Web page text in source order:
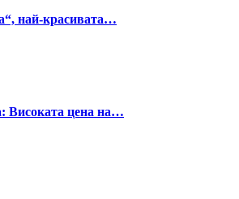
най-красивата…
Високата цена на…